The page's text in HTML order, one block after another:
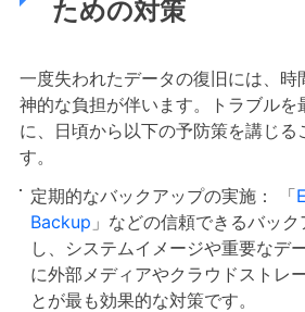
ための対策
一度失われたデータの復旧には、時
神的な負担が伴います。トラブルを
に、日頃から以下の予防策を講じる
す。
定期的なバックアップの実施： 「
Backup 」などの信頼できるバッ
し、システムイメージや重要なデ
に外部メディアやクラウドストレ
とが最も効果的な対策です。